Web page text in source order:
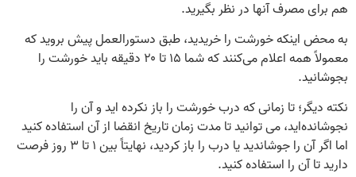
هم برای مصرف آنها در نظر بگیرید.‌
به محض اینکه خورشت را خریدید، طبق دستورالعمل پیش بروید که
معمولاً همه اعلام می‌کنند که شما ۱۵ تا ۲۰ دقیقه باید خورشت را
بجوشانید.
نکته دیگر؛ تا زمانی که درب خورشت را باز نکرده‌ اید و آن را
نجوشانده‌اید، می‌ توانید تا مدت زمان تاریخ انقضا از آن استفاده کنید‌
اما اگر آن را جوشاندید یا درب را باز کردید، نهایتاً بین ۱ تا ۳ روز فرصت
دارید تا آن را استفاده کنید.